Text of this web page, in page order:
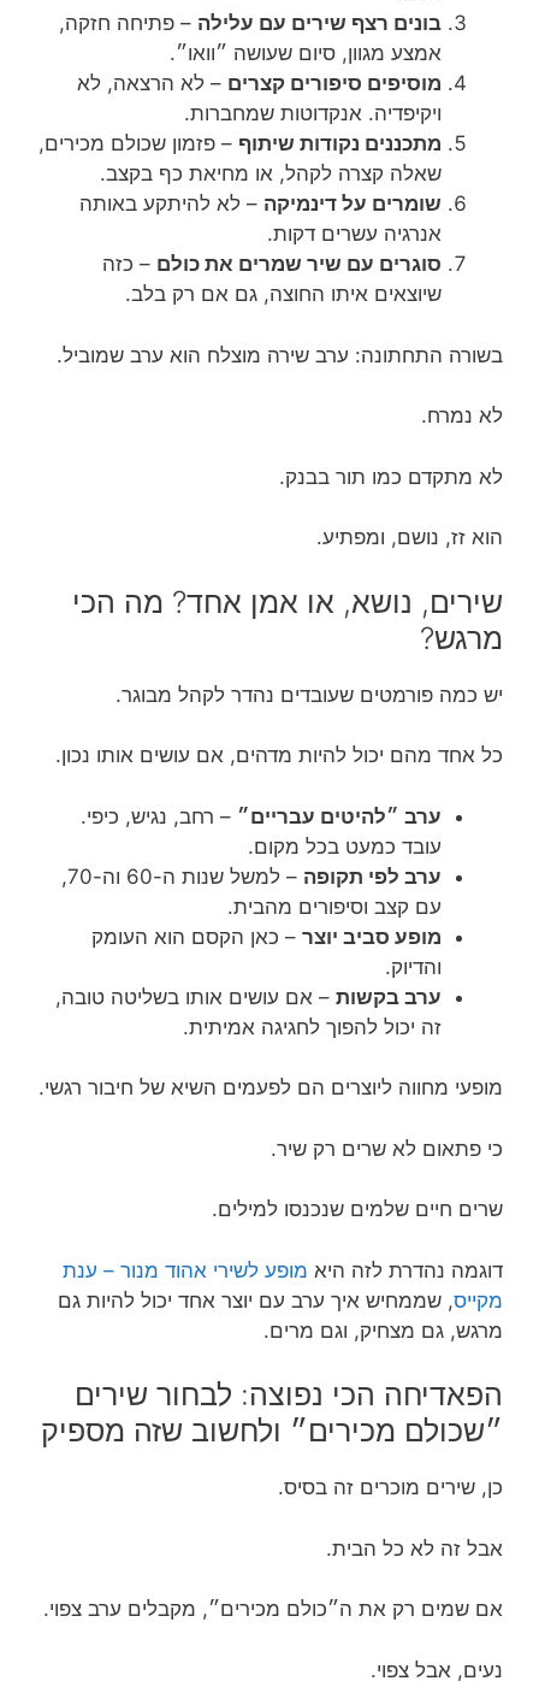
בונים רצף שירים עם עלילה – פתיחה חזקה,
אמצע מגוון, סיום שעושה ״וואו״.
מוסיפים סיפורים קצרים – לא הרצאה, לא
ויקיפדיה. אנקדוטות שמחברות.
מתכננים נקודות שיתוף – פזמון שכולם מכירים,
שאלה קצרה לקהל, או מחיאת כף בקצב.
שומרים על דינמיקה – לא להיתקע באותה
אנרגיה עשרים דקות.
סוגרים עם שיר שמרים את כולם – כזה
שיוצאים איתו החוצה, גם אם רק בלב.
בשורה התחתונה: ערב שירה מוצלח הוא ערב שמוביל.
לא נמרח.
לא מתקדם כמו תור בבנק.
הוא זז, נושם, ומפתיע.
שירים, נושא, או אמן אחד? מה הכי
מרגש?
יש כמה פורמטים שעובדים נהדר לקהל מבוגר.
כל אחד מהם יכול להיות מדהים, אם עושים אותו נכון.
ערב ״להיטים עבריים״ – רחב, נגיש, כיפי.
עובד כמעט בכל מקום.
ערב לפי תקופה
– למשל שנות ה-60 וה-70,
עם קצב וסיפורים מהבית.
מופע סביב יוצר – כאן הקסם הוא העומק
והדיוק.
ערב בקשות – אם עושים אותו בשליטה טובה,
זה יכול להפוך לחגיגה אמיתית.
מופעי מחווה ליוצרים הם לפעמים השיא של חיבור רגשי.
כי פתאום לא שרים רק שיר.
שרים חיים שלמים שנכנסו למילים.
דוגמה נהדרת לזה היא מופע לשירי אהוד מנור – ענת
מקייס, שממחיש איך ערב עם יוצר אחד יכול להיות גם
מרגש, גם מצחיק, וגם מרים.
הפאדיחה הכי נפוצה: לבחור שירים
״שכולם מכירים״ ולחשוב שזה מספיק
כן, שירים מוכרים זה בסיס.
אבל זה לא כל הבית.
אם שמים רק את ה״כולם מכירים״, מקבלים ערב צפוי.
נעים, אבל צפוי.